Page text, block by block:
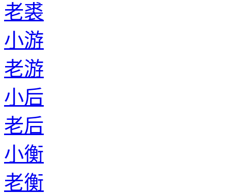
老裘
小游
老游
小后
老后
小衡
老衡